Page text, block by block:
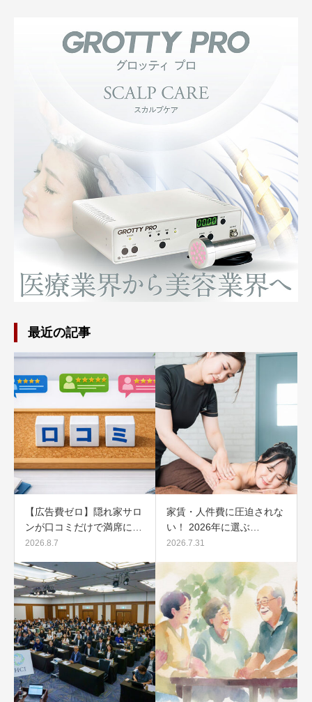
最近の記事
【広告費ゼロ】隠れ家サロ
ンが口コミだけで満席に…
2026.8.7
家賃・人件費に圧迫されな
い！ 2026年に選ぶ…
2026.7.31